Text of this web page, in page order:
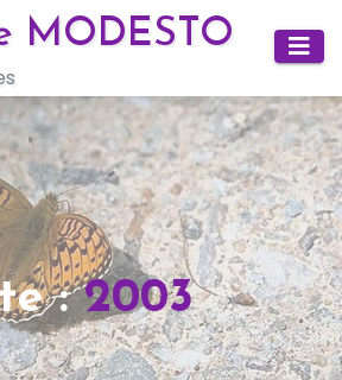
MODESTO
:2003